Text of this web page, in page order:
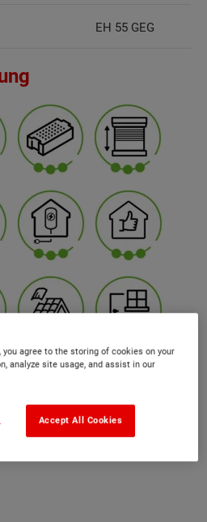
EH 55 GEG
you agree to the storing of cookies on your
analyze site usage, and assist in our
Accept All Cookies